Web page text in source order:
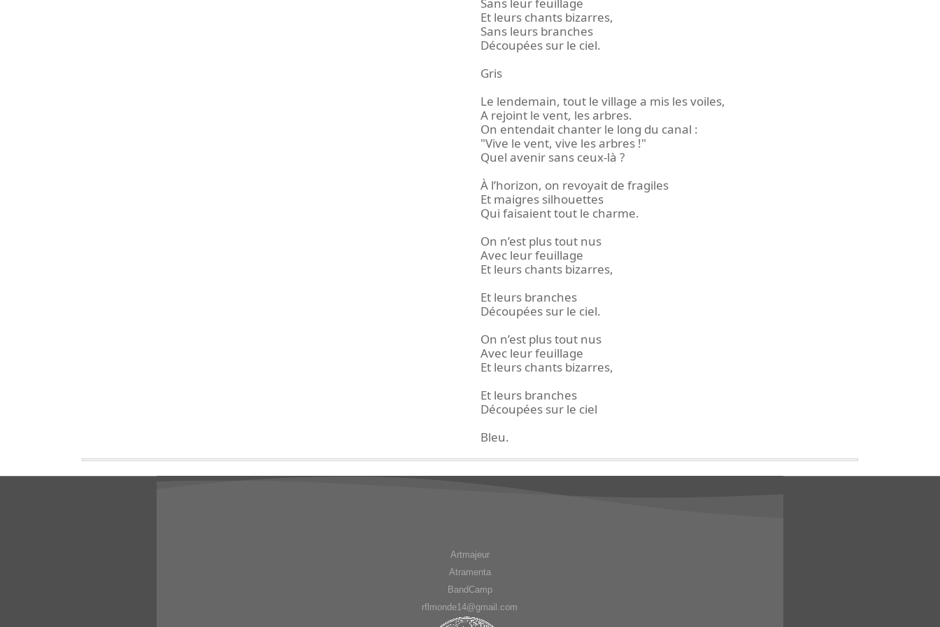
Et leurs chants bizarres,
Sans leurs branches
Découpées sur le ciel.
Gris
Le lendemain, tout le village a mis les voiles,
A rejoint le vent, les arbres.
On entendait chanter le long du canal :
"Vive le vent, vive les arbres !"
Quel avenir sans ceux-là ?
À l’horizon, on revoyait de fragiles
Et maigres silhouettes
Qui faisaient tout le charme.
On n’est plus tout nus
Avec leur feuillage
Et leurs chants bizarres,
Et leurs branches
Découpées sur le ciel.
On n’est plus tout nus
Avec leur feuillage
Et leurs chants bizarres,
Et leurs branches
Découpées sur le ciel
Bleu.
Artmajeur
Atramenta
BandCamp
rflmonde14@gmail.com